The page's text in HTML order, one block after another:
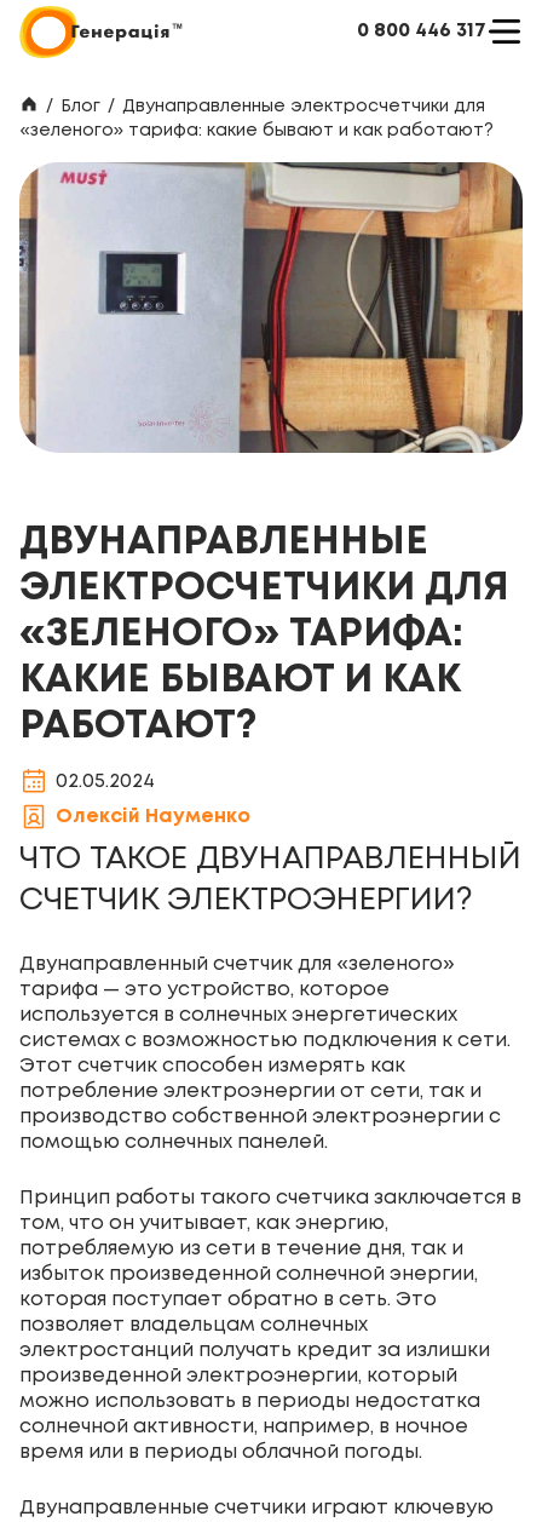
0 800 446 317
/ Блог /
Двунаправленные электросчетчики для
«зеленого» тарифа: какие бывают и как работают?
ДВУНАПРАВЛЕННЫЕ
ЭЛЕКТРОСЧЕТЧИКИ ДЛЯ
«ЗЕЛЕНОГО» ТАРИФА:
КАКИЕ БЫВАЮТ И КАК
РАБОТАЮТ?
02.05.2024
Олексій Науменко
ЧТО ТАКОЕ ДВУНАПРАВЛЕННЫЙ
СЧЕТЧИК ЭЛЕКТРОЭНЕРГИИ?
Двунаправленный счетчик для «зеленого»
тарифа — это устройство, которое
используется в солнечных энергетических
системах с возможностью подключения к сети.
Этот счетчик способен измерять как
потребление электроэнергии от сети, так и
производство собственной электроэнергии с
помощью солнечных панелей.
Принцип работы такого счетчика заключается в
том, что он учитывает, как энергию,
потребляемую из сети в течение дня, так и
избыток произведенной солнечной энергии,
которая поступает обратно в сеть. Это
позволяет владельцам солнечных
электростанций получать кредит за излишки
произведенной электроэнергии, который
можно использовать в периоды недостатка
солнечной активности, например, в ночное
время или в периоды облачной погоды.
Двунаправленные счетчики играют ключевую